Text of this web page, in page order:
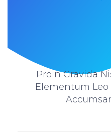
Proin Gravida
Elementum